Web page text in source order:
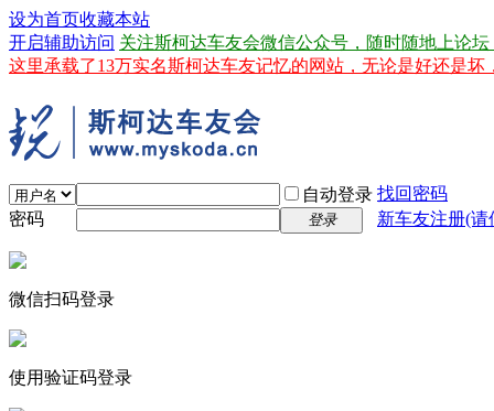
设为首页收藏本站
开启辅助访问 关注斯柯达车友会微信公众号，随时随地上论坛
这里承载了13万实名斯柯达车友记忆的网站，无论是好还是
自动登录 找回密码
密码
登录 新车友注册(请
微信扫码登录
使用验证码登录